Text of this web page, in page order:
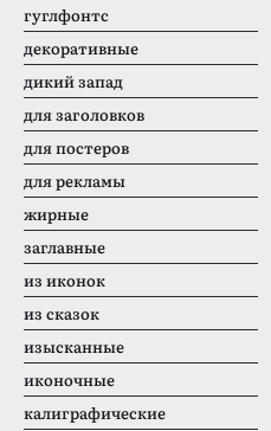
гуглфонтс
декоративные
дикий запад
для заголовков
для постеров
для рекламы
жирные
заглавные
из иконок
из сказок
изысканные
иконочные
калиграфические